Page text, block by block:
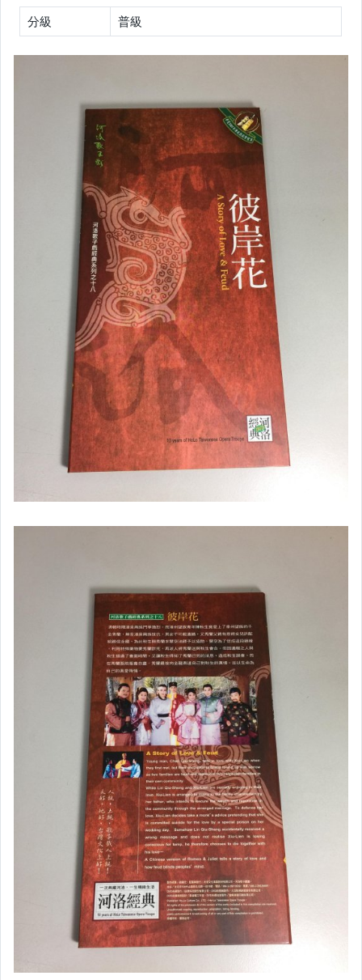
分級 普級